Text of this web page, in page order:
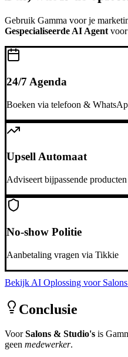
Gebruik Gamma voor je
Gespecialiseerde AI Agent
24/7 Agenda
Boeken via telefoon &
Upsell Automaat
Adviseert bijpassende producten
No-show Politie
Aanbetaling vragen via Tikkie
Bekijk AI Oplossing voor
Conclusie
VoorSalons & Studio's is
geen medewerker.